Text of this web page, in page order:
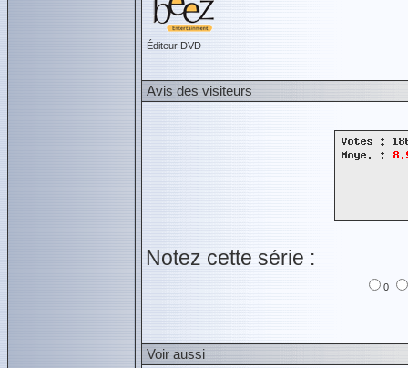
Éditeur DVD
Avis des visiteurs
Notez cette série :
0
Voir aussi